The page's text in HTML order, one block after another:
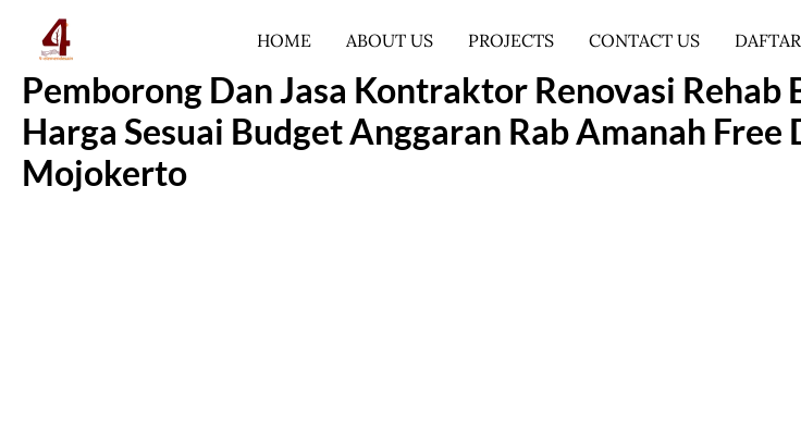
HOME ABOUT US PROJECTS CONTACT US
Pemborong Dan Jasa Kontraktor Renovasi Rehab
Harga Sesuai Budget Anggaran Rab Amanah
Mojokerto